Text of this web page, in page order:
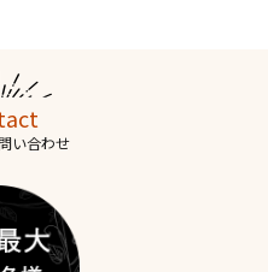
い合わせ